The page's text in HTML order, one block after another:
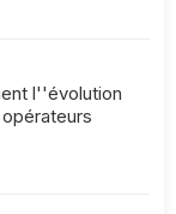
l''évolution